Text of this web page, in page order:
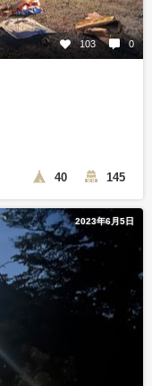
103 0
40 145
2023年6月5日